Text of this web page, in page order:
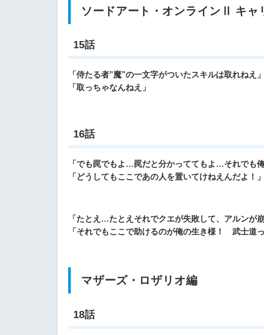
ソードアート・オンラインⅡ キャ
15話
「侍たる者”魔”の一文字がついたスキルは取れねえ」
「取っちゃなんねえ」
16話
「でも罠でもよ…罠だと分かっててもよ…それでも俺
「どうしてもここであの人を置いてけねえんだよ！」
「たとえ…たとえそれでクエが失敗して、アルンが
「それでもここで助けるのが俺の生き様！ 武士道
マザーズ・ロザリオ編
18話